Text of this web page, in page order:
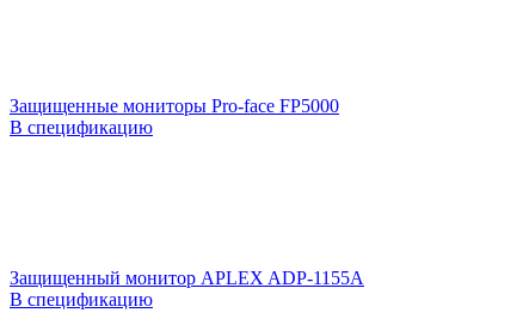
Защищенные мониторы Pro-face FP5000
В спецификацию
Защищенный монитор APLEX ADP-1155A
В спецификацию